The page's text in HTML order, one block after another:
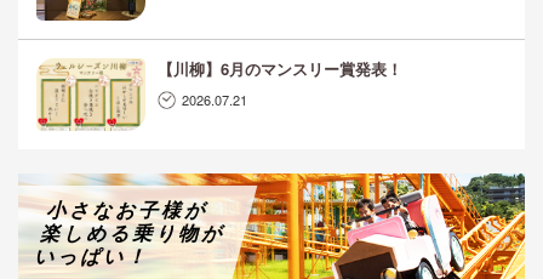
【川柳】6月のマンスリー賞発表！
2026.07.21
小さなお子様が
楽しめる乗り物が
いっぱい！